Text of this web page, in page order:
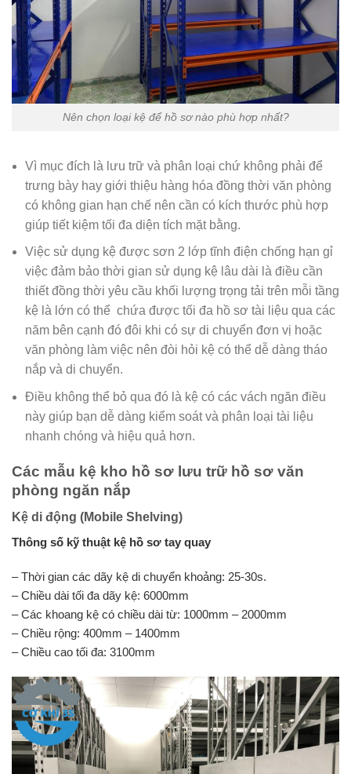
Nên chọn loại kệ để hồ sơ nào phù hợp nhất?
Vì mục đích là lưu trữ và phân loại chứ không phải để
trưng bày hay giới thiệu hàng hóa đồng thời văn phòng
có không gian hạn chế nên cần có kích thước phù hợp
giúp tiết kiệm tối đa diện tích mặt bằng.
Việc sử dụng kệ được sơn 2 lớp tĩnh điện chống hạn gỉ
việc đảm bảo thời gian sử dụng kệ lâu dài là điều cần
thiết đồng thời yêu cầu khối lượng trọng tải trên mỗi tầng
kệ là lớn có thể chứa được tối đa hồ sơ tài liệu qua các
năm bên cạnh đó đôi khi có sự di chuyển đơn vị hoặc
văn phòng làm việc nên đòi hỏi kệ có thể dễ dàng tháo
nắp và di chuyển.
Điều không thể bỏ qua đó là kệ có các vách ngăn điều
này giúp bạn dễ dàng kiểm soát và phân loại tài liệu
nhanh chóng và hiệu quả hơn.
Các mẫu kệ kho hồ sơ lưu trữ hồ sơ văn
phòng ngăn nắp
Kệ di động (Mobile Shelving)
Thông số kỹ thuật kệ hồ sơ tay quay
– Thời gian các dãy kệ di chuyển khoảng: 25-30s.
– Chiều dài tối đa dãy kệ: 6000mm
– Các khoang kệ có chiều dài từ: 1000mm – 2000mm
– Chiều rộng: 400mm – 1400mm
– Chiều cao tối đa: 3100mm